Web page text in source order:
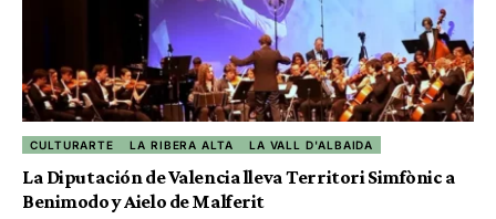
CULTURARTE LA RIBERA ALTA LA VALL D'ALBAIDA
La Diputación de Valencia lleva Territori Simfònic a
Benimodo y Aielo de Malferit